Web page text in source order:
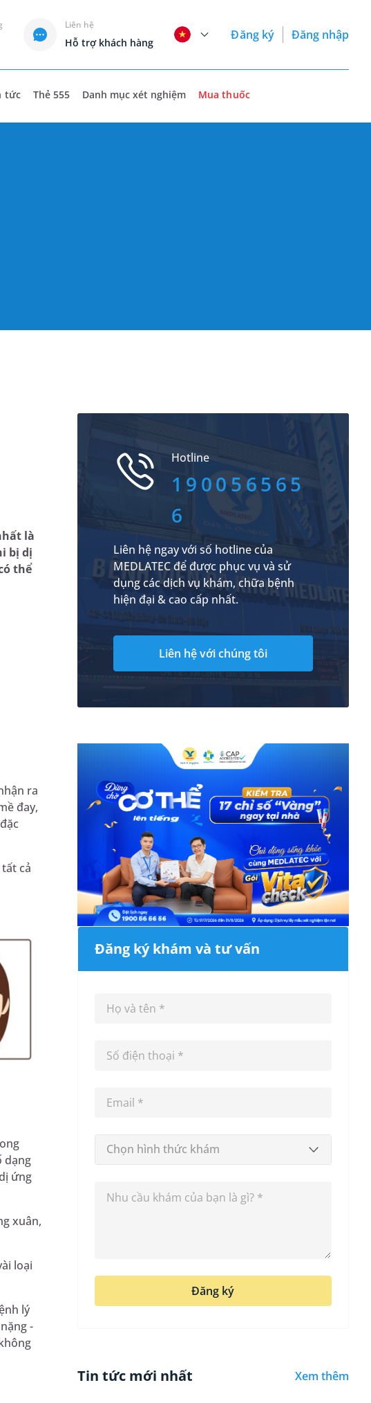
Liên hệ
Hỗ trợ khách hàng
Đăng ký Đăng nhập
tức Thẻ 555 Danh mục xét nghiệm Mua thuốc
là
bị dị
thể
ra
đay,
cả
dạng
ứng
xuân,
loại
lý
-
Hotline
190056565
6
Liên hệ ngay với số hotline của
MEDLATEC để được phục vụ và sử
dụng các dịch vụ khám, chữa bệnh
hiện đại & cao cấp nhất.
Liên hệ với chúng tôi
Đăng ký khám và tư vấn
Chọn hình thức khám
Đăng ký
Tin tức mới nhất Xem thêm